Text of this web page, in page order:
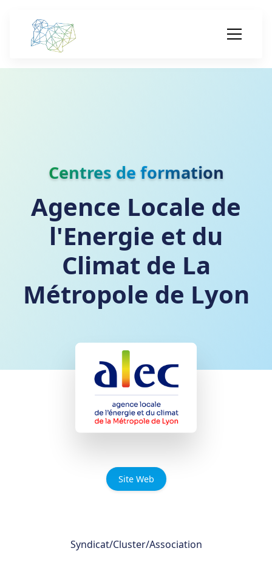
Centres de formation
Agence Locale de
l'Energie et du
Climat de La
Métropole de Lyon
Site Web
Syndicat/Cluster/Association